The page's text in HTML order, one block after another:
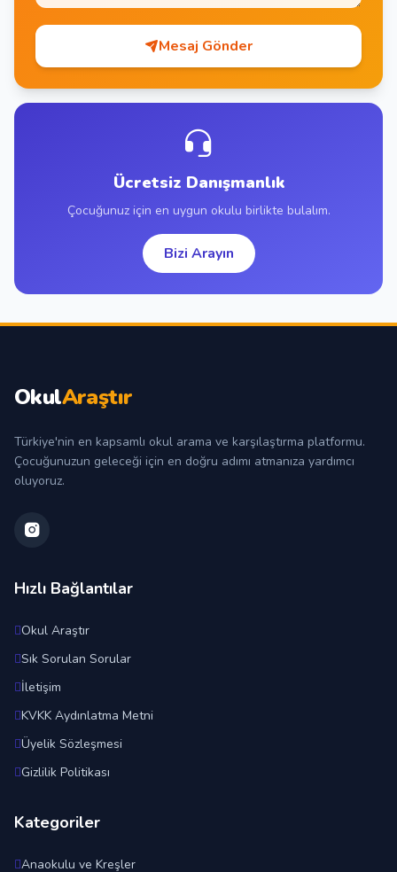
Mesaj Gönder
Ücretsiz Danışmanlık
Çocuğunuz için en uygun okulu birlikte bulalım.
Bizi Arayın
OkulAraştır
Türkiye'nin en kapsamlı okul arama ve karşılaştırma platformu.
Çocuğunuzun geleceği için en doğru adımı atmanıza yardımcı
oluyoruz.
Hızlı Bağlantılar
Okul Araştır
Sık Sorulan Sorular
İletişim
KVKK Aydınlatma Metni
Üyelik Sözleşmesi
Gizlilik Politikası
Kategoriler
Anaokulu ve Kreşler